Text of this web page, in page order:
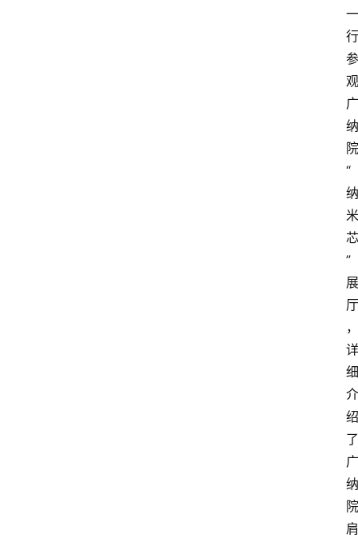
一
行
参
观
广
纳
院
“
纳
米
芯
”
展
厅
，
详
细
介
绍
了
广
纳
院
肩